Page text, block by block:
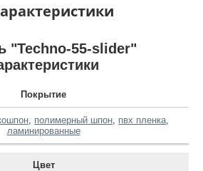
"Techno-55-slider"
Покрытие
полимерный шпон пвх пленка
ламинированные
Цвет